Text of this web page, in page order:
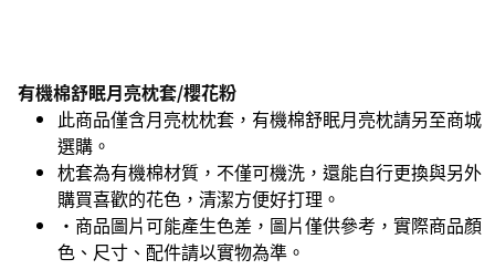
有機棉舒眠月亮枕套/櫻花粉
此商品僅含月亮枕枕套，有機棉舒眠月亮枕請另至商城
選購。
枕套為有機棉材質，不僅可機洗，還能自行更換與另外
購買喜歡的花色，清潔方便好打理。
•商品圖片可能產生色差，圖片僅供參考，實際商品顏
色、尺寸、配件請以實物為準。